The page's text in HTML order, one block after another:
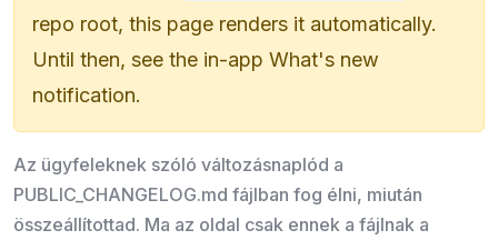
repo root, this page renders it automatically.
Until then, see the in-app What's new
notification.
Az ügyfeleknek szóló változásnaplód a
PUBLIC_CHANGELOG.md fájlban fog élni, miután
összeállítottad. Ma az oldal csak ennek a fájlnak a